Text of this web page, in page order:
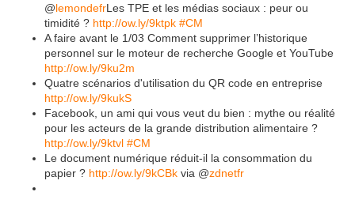
@lemondefrLes TPE et les médias sociaux : peur ou
timidité ? http://ow.ly/9ktpk #CM
A faire avant le 1/03 Comment supprimer l’historique
personnel sur le moteur de recherche Google et YouTube
http://ow.ly/9ku2m
Quatre scénarios d'utilisation du QR code en entreprise
http://ow.ly/9kukS
Facebook, un ami qui vous veut du bien : mythe ou réalité
pour les acteurs de la grande distribution alimentaire ?
http://ow.ly/9ktvl #CM
Le document numérique réduit-il la consommation du
papier ? http://ow.ly/9kCBk via @zdnetfr